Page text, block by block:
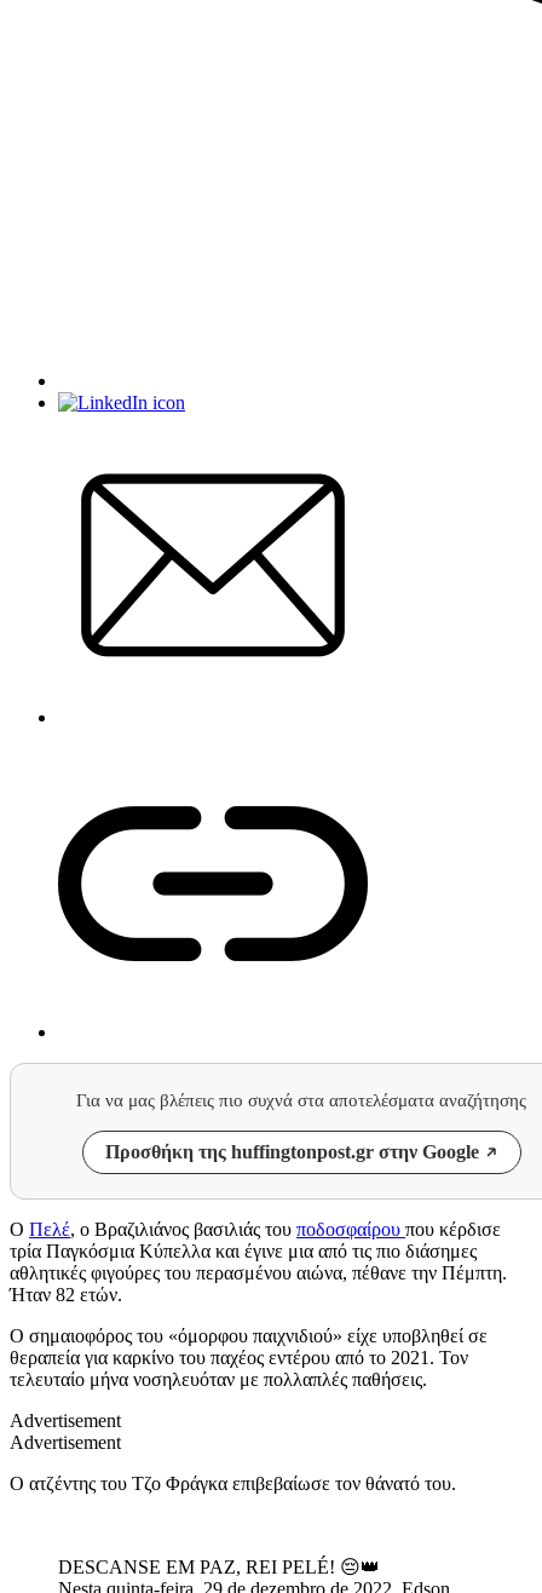
Για να μας βλέπεις πιο συχνά στα αποτελέσματα αναζήτησης
Προσθήκη της huffingtonpost.gr στην Google
Ο Πελέ, ο Βραζιλιάνος βασιλιάς του ποδοσφαίρου που κέρδισε
τρία Παγκόσμια Κύπελλα και έγινε μια από τις πιο διάσημες
αθλητικές φιγούρες του περασμένου αιώνα, πέθανε την Πέμπτη.
Ήταν 82 ετών.
Ο σημαιοφόρος του «όμορφου παιχνιδιού» είχε υποβληθεί σε
θεραπεία για καρκίνο του παχέος εντέρου από το 2021. Τον
τελευταίο μήνα νοσηλευόταν με πολλαπλές παθήσεις.
Advertisement
Advertisement
Ο ατζέντης του Τζο Φράγκα επιβεβαίωσε τον θάνατό του.
DESCANSE EM PAZ, REI PELÉ! 😔👑